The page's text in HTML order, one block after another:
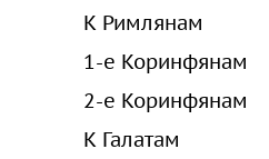
К Римлянам
1-е Коринфянам
2-е Коринфянам
К Галатам